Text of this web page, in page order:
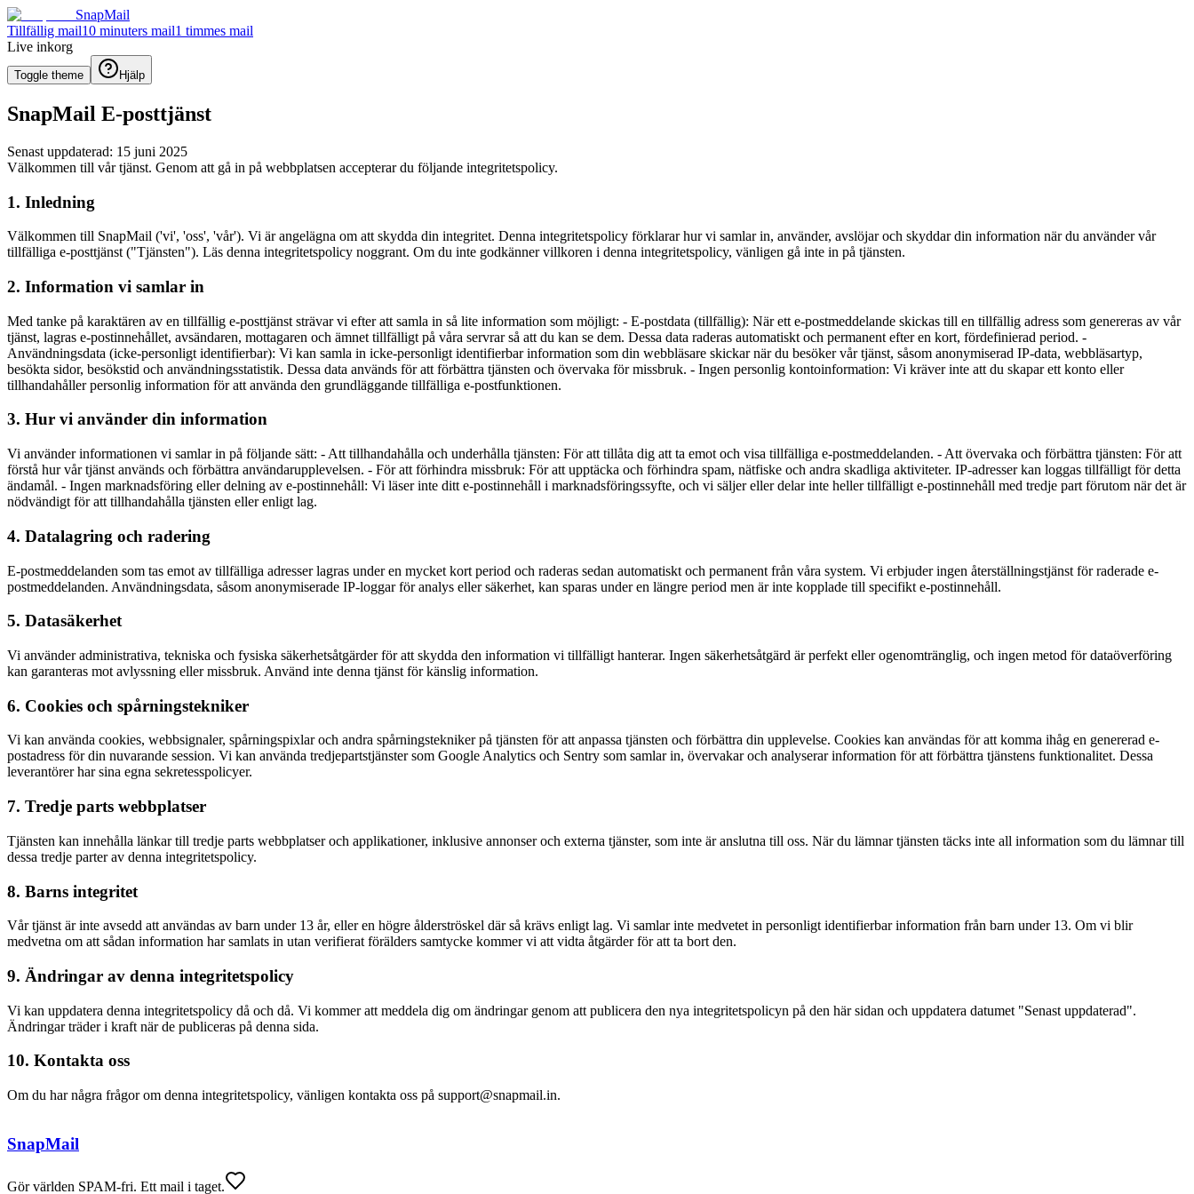
SnapMail
Tillfällig mail10 minuters mail1 timmes mail
Live inkorg
Toggle theme Hjälp
SnapMail E-posttjänst
Senast uppdaterad: 15 juni 2025
Välkommen till vår tjänst. Genom att gå in på webbplatsen accepterar du följande integritetspolicy.
1. Inledning
Välkommen till SnapMail ('vi', 'oss', 'vår'). Vi är angelägna om att skydda din integritet. Denna integritetspolicy förklarar hur vi samlar in, använder, avslöjar och skyddar din information när du använder vår
tillfälliga e-posttjänst ("Tjänsten"). Läs denna integritetspolicy noggrant. Om du inte godkänner villkoren i denna integritetspolicy, vänligen gå inte in på tjänsten.
2. Information vi samlar in
Med tanke på karaktären av en tillfällig e-posttjänst strävar vi efter att samla in så lite information som möjligt: - E-postdata (tillfällig): När ett e-postmeddelande skickas till en tillfällig adress som genereras av vår
tjänst, lagras e-postinnehållet, avsändaren, mottagaren och ämnet tillfälligt på våra servrar så att du kan se dem. Dessa data raderas automatiskt och permanent efter en kort, fördefinierad period. -
Användningsdata (icke-personligt identifierbar): Vi kan samla in icke-personligt identifierbar information som din webbläsare skickar när du besöker vår tjänst, såsom anonymiserad IP-data, webbläsartyp,
besökta sidor, besökstid och användningsstatistik. Dessa data används för att förbättra tjänsten och övervaka för missbruk. - Ingen personlig kontoinformation: Vi kräver inte att du skapar ett konto eller
tillhandahåller personlig information för att använda den grundläggande tillfälliga e-postfunktionen.
3. Hur vi använder din information
Vi använder informationen vi samlar in på följande sätt: - Att tillhandahålla och underhålla tjänsten: För att tillåta dig att ta emot och visa tillfälliga e-postmeddelanden. - Att övervaka och förbättra tjänsten: För att
förstå hur vår tjänst används och förbättra användarupplevelsen. - För att förhindra missbruk: För att upptäcka och förhindra spam, nätfiske och andra skadliga aktiviteter. IP-adresser kan loggas tillfälligt för detta
ändamål. - Ingen marknadsföring eller delning av e-postinnehåll: Vi läser inte ditt e-postinnehåll i marknadsföringssyfte, och vi säljer eller delar inte heller tillfälligt e-postinnehåll med tredje part förutom när det är
nödvändigt för att tillhandahålla tjänsten eller enligt lag.
4. Datalagring och radering
E-postmeddelanden som tas emot av tillfälliga adresser lagras under en mycket kort period och raderas sedan automatiskt och permanent från våra system. Vi erbjuder ingen återställningstjänst för raderade e-
postmeddelanden. Användningsdata, såsom anonymiserade IP-loggar för analys eller säkerhet, kan sparas under en längre period men är inte kopplade till specifikt e-postinnehåll.
5. Datasäkerhet
Vi använder administrativa, tekniska och fysiska säkerhetsåtgärder för att skydda den information vi tillfälligt hanterar. Ingen säkerhetsåtgärd är perfekt eller ogenomtränglig, och ingen metod för dataöverföring
kan garanteras mot avlyssning eller missbruk. Använd inte denna tjänst för känslig information.
6. Cookies och spårningstekniker
Vi kan använda cookies, webbsignaler, spårningspixlar och andra spårningstekniker på tjänsten för att anpassa tjänsten och förbättra din upplevelse. Cookies kan användas för att komma ihåg en genererad e-
postadress för din nuvarande session. Vi kan använda tredjepartstjänster som Google Analytics och Sentry som samlar in, övervakar och analyserar information för att förbättra tjänstens funktionalitet. Dessa
leverantörer har sina egna sekretesspolicyer.
7. Tredje parts webbplatser
Tjänsten kan innehålla länkar till tredje parts webbplatser och applikationer, inklusive annonser och externa tjänster, som inte är anslutna till oss. När du lämnar tjänsten täcks inte all information som du lämnar till
dessa tredje parter av denna integritetspolicy.
8. Barns integritet
Vår tjänst är inte avsedd att användas av barn under 13 år, eller en högre ålderströskel där så krävs enligt lag. Vi samlar inte medvetet in personligt identifierbar information från barn under 13. Om vi ​​blir
medvetna om att sådan information har samlats in utan verifierat förälders samtycke kommer vi att vidta åtgärder för att ta bort den.
9. Ändringar av denna integritetspolicy
Vi kan uppdatera denna integritetspolicy då och då. Vi kommer att meddela dig om ändringar genom att publicera den nya integritetspolicyn på den här sidan och uppdatera datumet "Senast uppdaterad".
Ändringar träder i kraft när de publiceras på denna sida.
10. Kontakta oss
Om du har några frågor om denna integritetspolicy, vänligen kontakta oss på support@snapmail.in.
SnapMail
Gör världen SPAM-fri. Ett mail i taget.